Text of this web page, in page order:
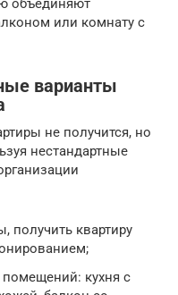
или комнату с
варианты
не получится, но
нестандартные
получить квартиру
кухня с